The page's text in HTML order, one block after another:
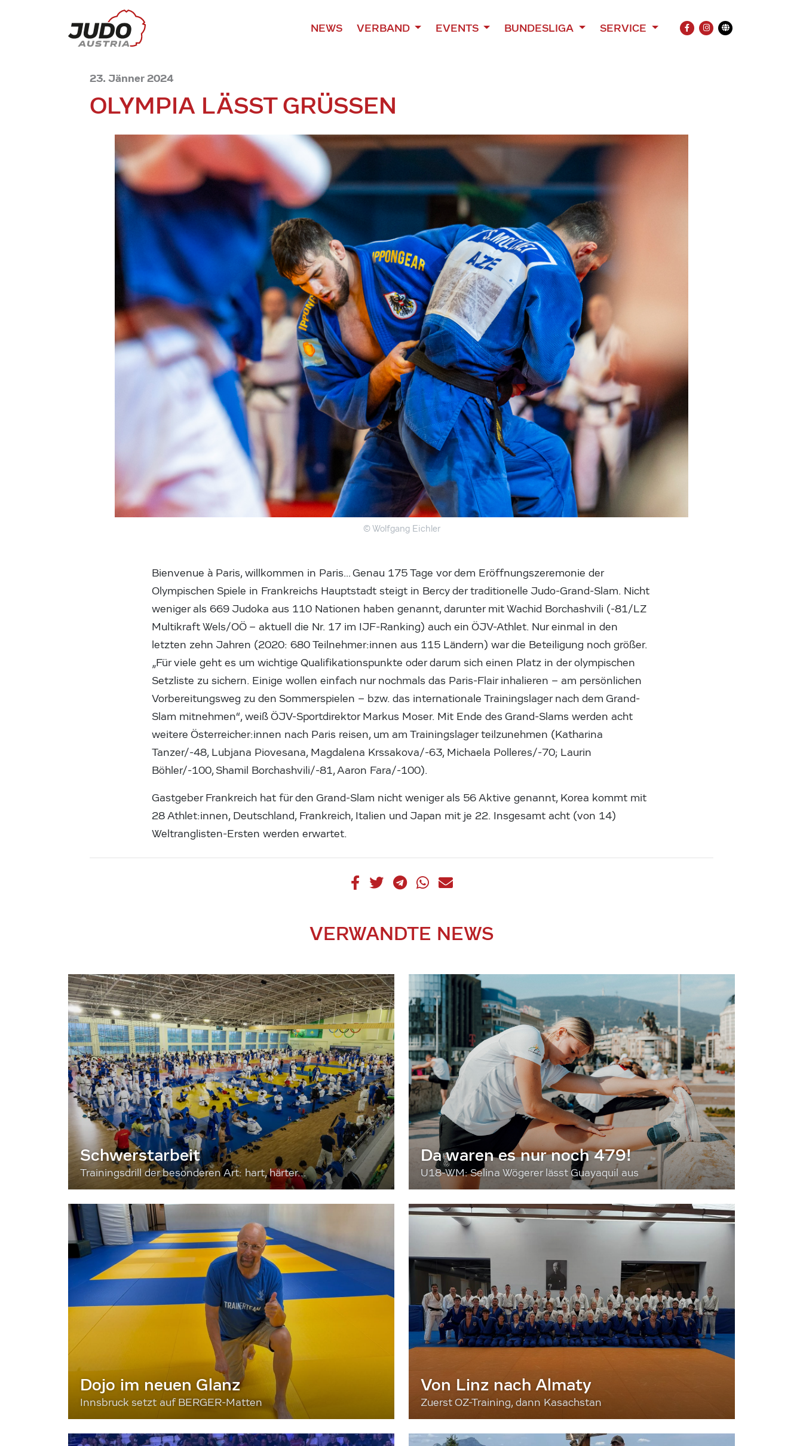
NEWS VERBAND EVENTS BUNDESLIGA SERVICE
FACEBOOK
INSTAGRAM
Übersetzung
23. Jänner 2024
OLYMPIA LÄSST GRÜSSEN
© Wolfgang Eichler
Bienvenue à Paris, willkommen in Paris… Genau 175 Tage vor dem Eröffnungszeremonie der
Olympischen Spiele in Frankreichs Hauptstadt steigt in Bercy der traditionelle Judo-Grand-Slam. Nicht
weniger als 669 Judoka aus 110 Nationen haben genannt, darunter mit Wachid Borchashvili (-81/LZ
Multikraft Wels/OÖ – aktuell die Nr. 17 im IJF-Ranking) auch ein ÖJV-Athlet. Nur einmal in den
letzten zehn Jahren (2020: 680 Teilnehmer:innen aus 115 Ländern) war die Beteiligung noch größer.
„Für viele geht es um wichtige Qualifikationspunkte oder darum sich einen Platz in der olympischen
Setzliste zu sichern. Einige wollen einfach nur nochmals das Paris-Flair inhalieren – am persönlichen
Vorbereitungsweg zu den Sommerspielen – bzw. das internationale Trainingslager nach dem Grand-
Slam mitnehmen“, weiß ÖJV-Sportdirektor Markus Moser. Mit Ende des Grand-Slams werden acht
weitere Österreicher:innen nach Paris reisen, um am Trainingslager teilzunehmen (Katharina
Tanzer/-48, Lubjana Piovesana, Magdalena Krssakova/-63, Michaela Polleres/-70; Laurin
Böhler/-100, Shamil Borchashvili/-81, Aaron Fara/-100).
Gastgeber Frankreich hat für den Grand-Slam nicht weniger als 56 Aktive genannt, Korea kommt mit
28 Athlet:innen, Deutschland, Frankreich, Italien und Japan mit je 22. Insgesamt acht (von 14)
Weltranglisten-Ersten werden erwartet.
VERWANDTE NEWS
Schwerstarbeit
Trainingsdrill der besonderen Art: hart, härter...
Da waren es nur noch 479!
U18-WM: Selina Wögerer lässt Guayaquil aus
Dojo im neuen Glanz
Innsbruck setzt auf BERGER-Matten
Von Linz nach Almaty
Zuerst OZ-Training, dann Kasachstan